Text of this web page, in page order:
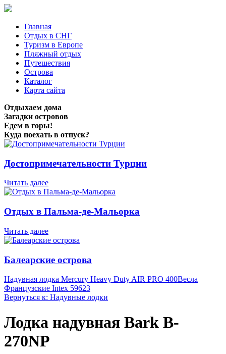
Главная
Отдых в СНГ
Туризм в Европе
Пляжный отдых
Путешествия
Острова
Каталог
Карта сайта
Отдыхаем дома
Загадки островов
Едем в горы!
Куда поехать в отпуск?
Достопримечательности Турции
Читать далее
Отдых в Пальма-де-Мальорка
Читать далее
Балеарские острова
Надувная лодка Mercury Heavy Duty AIR PRO 400Весла
Французские Intex 59623
Вернуться к: Надувные лодки
Лодка надувная Bark B-
270NP